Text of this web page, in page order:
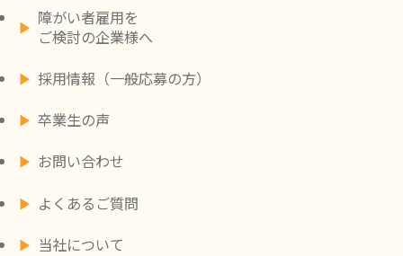
障がい者雇用を
ご検討の企業様へ
採用情報（一般応募の方）
卒業生の声
お問い合わせ
よくあるご質問
当社について